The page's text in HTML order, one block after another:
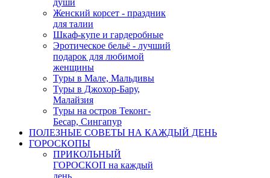
души
Женский корсет - праздник
для талии
Шкаф-купе и гардеробные
Эротическое бельё - лучший
подарок для любимой
женщины
Туры в Мале, Мальдивы
Туры в Джохор-Бару,
Малайзия
Туры на остров Теконг-
Бесар, Сингапур
ПОЛЕЗНЫЕ СОВЕТЫ НА КАЖДЫЙ ДЕНЬ
ГОРОСКОПЫ
ПРИКОЛЬНЫЙ
ГОРОСКОП на каждый
день